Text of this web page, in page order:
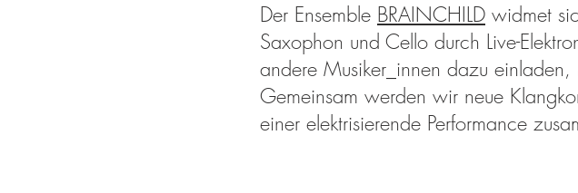
Der Ensemble BRAINCHILD widmet
Saxophon und Cello durch Live-
andere Musiker_innen dazu einladen,
Gemeinsam werden wir neue
einer elektrisierende Performance